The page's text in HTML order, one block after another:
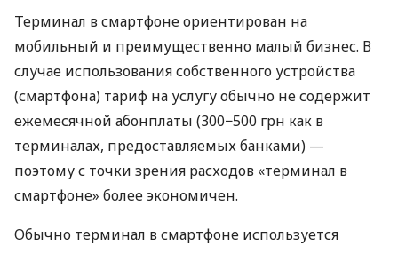
Терминал в смартфоне ориентирован на
мобильный и преимущественно малый бизнес. В
случае использования собственного устройства
(смартфона) тариф на услугу обычно не содержит
ежемесячной абонплаты (300−500 грн как в
терминалах, предоставляемых банками) —
поэтому с точки зрения расходов «терминал в
смартфоне» более экономичен.
Обычно терминал в смартфоне используется